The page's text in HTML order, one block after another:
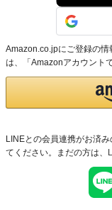
Amazon.co.jpにご登録の
は、「Amazonアカウント
LINEとの会員連携がお済
てください。まだの方は、